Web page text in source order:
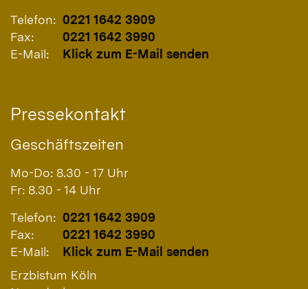
Telefon: 0221 1642 3909
Fax:
0221 1642 3990
E-Mail:
Klick zum E-Mail senden
Pressekontakt
Geschäftszeiten
Mo-Do: 8.30 - 17 Uhr
Fr: 8.30 - 14 Uhr
Telefon: 0221 1642 3909
Fax:
0221 1642 3990
E-Mail:
Klick zum E-Mail senden
Erzbistum Köln